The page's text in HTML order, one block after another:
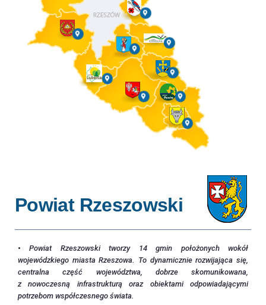
Powiat Rzeszowski
•
Powiat Rzeszowski tworzy 14 gmin położonych wokół
wojewódzkiego miasta Rzeszowa. To dynamicznie rozwijająca się,
centralna część województwa, dobrze skomunikowana,
z nowoczesną infrastrukturą oraz obiektami odpowiadającymi
potrzebom współczesnego świata.